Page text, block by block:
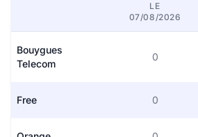
LE
07/08/2026
Bouygues
Telecom
0
Free 0